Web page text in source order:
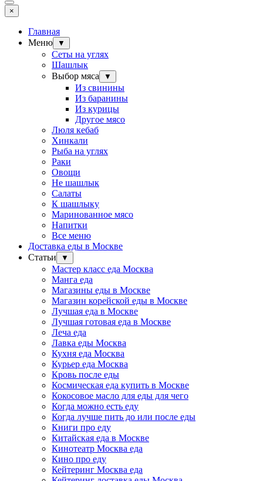
×
Главная
Меню
▼
Сеты на углях
Шашлык
Выбор мяса
▼
Из свинины
Из баранины
Из курицы
Другое мясо
Люля кебаб
Хинкали
Рыба на углях
Раки
Овощи
Не шашлык
Салаты
К шашлыку
Маринованное мясо
Напитки
Все меню
Доставка еды в Москве
Статьи
▼
Мастер класс еда Москва
Манга еда
Магазины еды в Москве
Магазин корейской еды в Москве
Лучшая еда в Москве
Лучшая готовая еда в Москве
Леча еда
Лавка еды Москва
Кухня еда Москва
Курьер еда Москва
Кровь после еды
Космическая еда купить в Москве
Кокосовое масло для еды для чего
Когда можно есть еду
Когда лучше пить до или после еды
Книги про еду
Китайская еда в Москве
Кинотеатр Москва еда
Кино про еду
Кейтеринг Москва еда